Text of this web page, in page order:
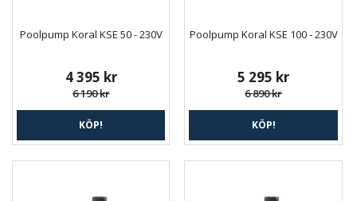
Poolpump Koral KSE 50 - 230V
4 395 kr
6 190 kr
KÖP!
Poolpump Koral KSE 100 - 230V
5 295 kr
6 890 kr
KÖP!